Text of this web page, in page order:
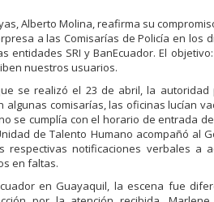
Alberto Molina, reafirma su
a las Comisarías de Policía en los
entidades SRI y BanEcuador. El
nuestros usuarios.
se realizó el 23 de abril, la autoridad
algunas comisarías, las oficinas lucían
se cumplía con el horario de entrada
de Talento Humano acompañó al
respectivas notificaciones verbales a
en faltas.
en Guayaquil, la escena fue